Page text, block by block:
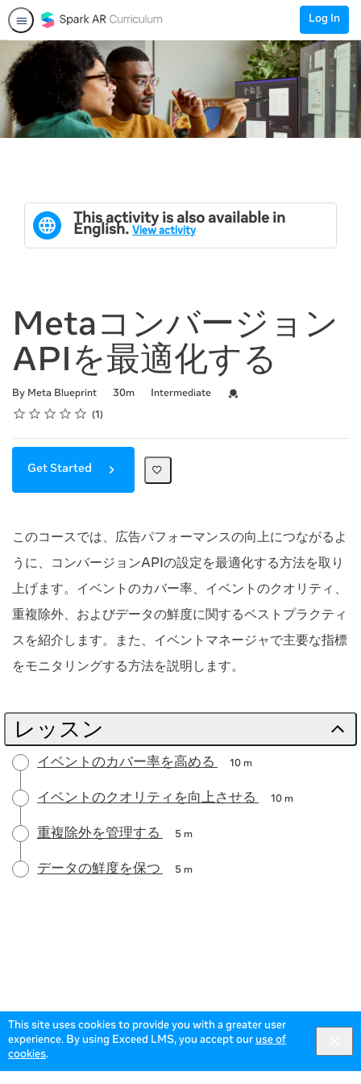
This site uses cookies to provide you with a greater user
experience. By using Exceed LMS, you accept our use of
cookies.
Log In
This activity is also available in
English. View activity
Metaコンバージョン
APIを最適化する
By Meta Blueprint
Duration 30m
Difficulty Intermediate
Credential For Completion
Rating
1 star
2 stars
3 stars
4 stars
5 stars
Average rating: 5.0 1
1 review
Get Started
このコースでは、広告パフォーマンスの向上につながるよ
うに、コンバージョンAPIの設定を最適化する方法を取り
上げます。イベントのカバー率、イベントのクオリティ、
重複除外、およびデータの鮮度に関するベストプラクティ
スを紹介します。また、イベントマネージャで主要な指標
をモニタリングする方法を説明します。
レッスン
イベントのカバー率を高める 10 m
イベントのクオリティを向上させる 10 m
重複除外を管理する 5 m
データの鮮度を保つ 5 m